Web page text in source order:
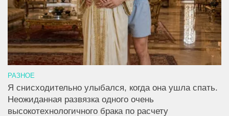
РАЗНОЕ
Я снисходительно улыбался, когда она ушла спать.
Неожиданная развязка одного очень
высокотехнологичного брака по расчету